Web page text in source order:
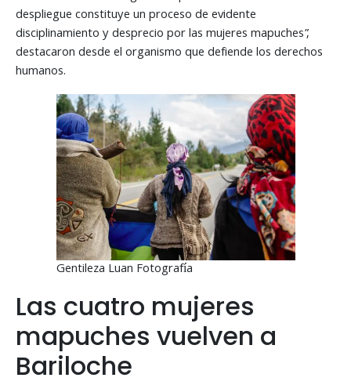
despliegue constituye un proceso de evidente
disciplinamiento y desprecio por las mujeres mapuches”,
destacaron desde el organismo que defiende los derechos
humanos.
Gentileza Luan Fotografía
Las cuatro mujeres
mapuches vuelven a
Bariloche